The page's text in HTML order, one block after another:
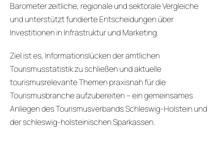
Barometer zeitliche, regionale und sektorale Vergleiche
und unterstützt fundierte Entscheidungen über
Investitionen in Infrastruktur und Marketing.
Ziel ist es, Informationslücken der amtlichen
Tourismusstatistik zu schließen und aktuelle
tourismusrelevante Themen praxisnah für die
Tourismusbranche aufzubereiten – ein gemeinsames
Anliegen des Tourismusverbands Schleswig-Holstein und
der schleswig-holsteinischen Sparkassen.